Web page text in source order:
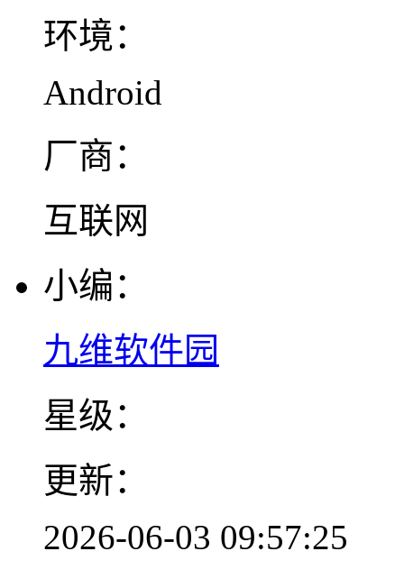
环境：
Android
厂商：
互联网
小编：
九维软件园
星级：
更新：
2026-06-03 09:57:25